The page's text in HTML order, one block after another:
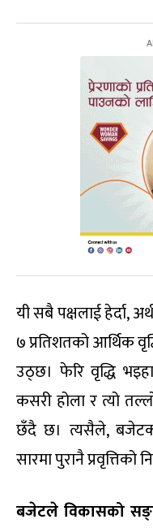
यी सबै पक्षलाई हेर्दा,
७ प्रतिशतको आर्थिक
उठ्छ। फेरि वृद्धि
कसरी होला र त्यो
छँदै छ। त्यसैले,
सारमा पुरानै प्रवृत्तिको
बजेटले विकासको